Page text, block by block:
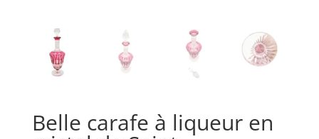
Belle carafe à liqueur en